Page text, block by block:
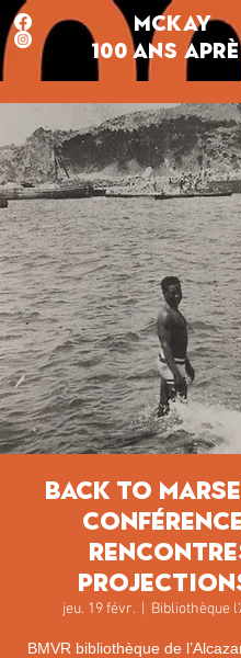
MCKAY
100 ANS
Back to
jeu. 19 févr.
  |
Bibliothèque
BMVR bibliothèque de